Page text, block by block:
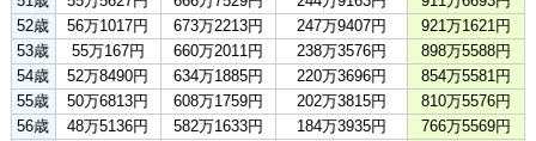
52歳
56万1017円 673万2213円 247万9407円
921万1621円
53歳
55万167円 660万2011円 238万3576円
898万5588円
54歳
52万8490円 634万1885円 220万3696円
854万5581円
55歳
50万6813円 608万1759円 202万3815円
810万5576円
56歳
48万5136円 582万1633円 184万3935円
766万5569円